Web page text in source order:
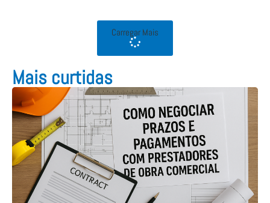
Carregar Mais
Mais curtidas​